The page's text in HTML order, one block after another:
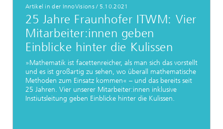
Artikel in der InnoVisions/ 5.10.2021
25 Jahre Fraunhofer ITWM: Vier
Mitarbeiter:innen geben
Einblicke hinter die Kulissen
»Mathematik ist facettenreicher, als man sich das vorstellt
und es ist großartig zu sehen, wo überall mathematische
Methoden zum Einsatz kommen« – und das bereits seit
25 Jahren. Vier unserer Mitarbeiter:innen inklusive
Instiutsleitung geben Einblicke hinter die Kulissen.